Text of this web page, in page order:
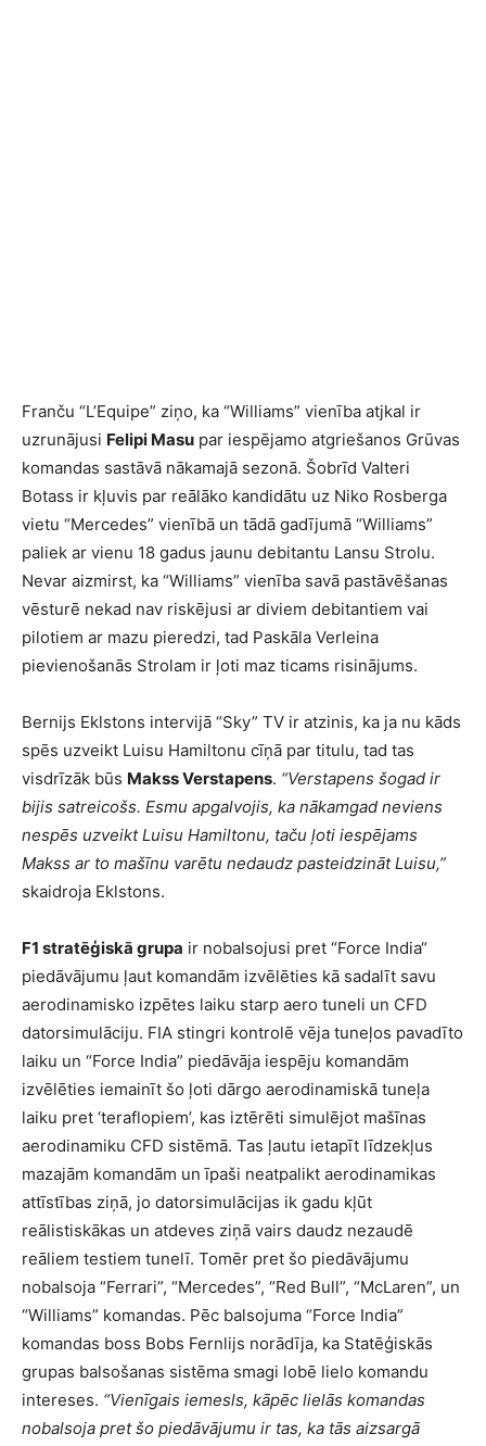
Franču “L’Equipe” ziņo, ka “Williams” vienība atjkal ir
uzrunājusi Felipi Masu par iespējamo atgriešanos Grūvas
komandas sastāvā nākamajā sezonā. Šobrīd Valteri
Botass ir kļuvis par reālāko kandidātu uz Niko Rosberga
vietu “Mercedes” vienībā un tādā gadījumā “Williams”
paliek ar vienu 18 gadus jaunu debitantu Lansu Strolu.
Nevar aizmirst, ka “Williams” vienība savā pastāvēšanas
vēsturē nekad nav riskējusi ar diviem debitantiem vai
pilotiem ar mazu pieredzi, tad Paskāla Verleina
pievienošanās Strolam ir ļoti maz ticams risinājums.
Bernijs Eklstons intervijā “Sky” TV ir atzinis, ka ja nu kāds
spēs uzveikt Luisu Hamiltonu cīņā par titulu, tad tas
visdrīzāk būs Makss Verstapens. “Verstapens šogad ir
bijis satreicošs. Esmu apgalvojis, ka nākamgad neviens
nespēs uzveikt Luisu Hamiltonu, taču ļoti iespējams
Makss ar to mašīnu varētu nedaudz pasteidzināt Luisu,”
skaidroja Eklstons.
F1 stratēģiskā grupa ir nobalsojusi pret “Force India“
piedāvājumu ļaut komandām izvēlēties kā sadalīt savu
aerodinamisko izpētes laiku starp aero tuneli un CFD
datorsimulāciju. FIA stingri kontrolē vēja tuneļos pavadīto
laiku un “Force India” piedāvāja iespēju komandām
izvēlēties iemainīt šo ļoti dārgo aerodinamiskā tuneļa
laiku pret ‘teraflopiem’, kas iztērēti simulējot mašīnas
aerodinamiku CFD sistēmā. Tas ļautu ietapīt līdzekļus
mazajām komandām un īpaši neatpalikt aerodinamikas
attīstības ziņā, jo datorsimulācijas ik gadu kļūt
reālistiskākas un atdeves ziņā vairs daudz nezaudē
reāliem testiem tunelī. Tomēr pret šo piedāvājumu
nobalsoja “Ferrari”, “Mercedes”, “Red Bull”, “McLaren”, un
“Williams” komandas. Pēc balsojuma “Force India”
komandas boss Bobs Fernlijs norādīja, ka Statēģiskās
grupas balsošanas sistēma smagi lobē lielo komandu
intereses. “Vienīgais iemesls, kāpēc lielās komandas
nobalsoja pret šo piedāvājumu ir tas, ka tās aizsargā